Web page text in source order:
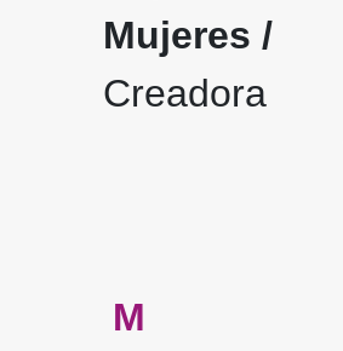
Mujeres /
Creadora
M